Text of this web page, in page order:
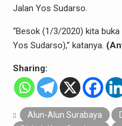
Jalan Yos Sudarso.
“Besok (1/3/2020) kita
Yos Sudarso),” katanya.
Sharing:
Alun-Alun Surabaya